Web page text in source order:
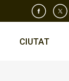
CIUTAT